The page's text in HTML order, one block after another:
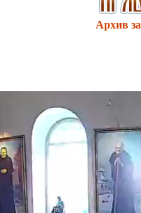
Архив